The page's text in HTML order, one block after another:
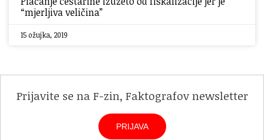
“mjerljiva veličina”
15 ožujka, 2019
Prijavite se na F-zin, Faktografov newsletter
PRIJAVA